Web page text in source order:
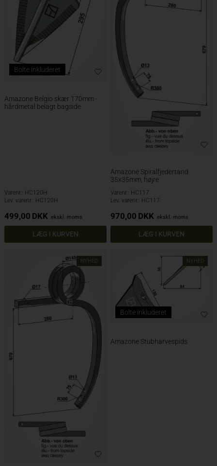
Bolte inkluderet
Amazone Belgio skær 170mm -
hårdmetal belagt bagside
Varenr.: HC120H
Lev. varenr.: HC120H
499,00 DKK ekskl. moms
Amazone Spiralfjedertand
35x35mm, højre
Varenr.: HC117
Lev. varenr.: HC117
970,00 DKK ekskl. moms
NYHED NYHED
Bolte inkluderet
Amazone Stubharvespids